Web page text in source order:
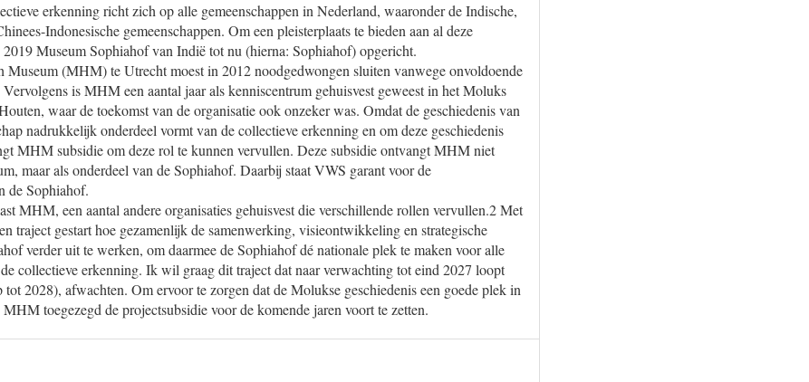
erkenning richt zich op alle gemeenschappen in Nederland, waaronder de Indische,
Indonesische gemeenschappen. Om een pleisterplaats te bieden aan al deze
2019 Museum Sophiahof van Indië tot nu (hierna: Sophiahof) opgericht.
(MHM) te Utrecht moest in 2012 noodgedwongen sluiten vanwege onvoldoende
is MHM een aantal jaar als kenniscentrum gehuisvest geweest in het Moluks
waar de toekomst van de organisatie ook onzeker was. Omdat de geschiedenis van
nadrukkelijk onderdeel vormt van de collectieve erkenning en om deze geschiedenis
MHM subsidie om deze rol te kunnen vervullen. Deze subsidie ontvangt MHM niet
maar als onderdeel van de Sophiahof. Daarbij staat VWS garant voor de
de Sophiahof.
MHM, een aantal andere organisaties gehuisvest die verschillende rollen vervullen.2 Met
traject gestart hoe gezamenlijk de samenwerking, visieontwikkeling en strategische
verder uit te werken, om daarmee de Sophiahof dé nationale plek te maken voor alle
collectieve erkenning. Ik wil graag dit traject dat naar verwachting tot eind 2027 loopt
2028), afwachten. Om ervoor te zorgen dat de Molukse geschiedenis een goede plek in
toegezegd de projectsubsidie voor de komende jaren voort te zetten.